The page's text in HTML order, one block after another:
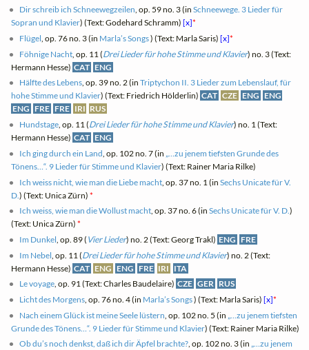
Dir schreib ich Schneewegzeilen, op. 59 no. 3 (inSchneewege. 3 Lieder für
Sopran und Klavier) (Text: Godehard Schramm)[x]*
Flügel, op. 76 no. 3 (in Marla’s Songs) (Text: Marla Saris)[x]*
Föhnige Nacht , op. 11 (Drei Lieder für hohe Stimme und Klavier) no. 3 (Text:
Hermann Hesse) CAT ENG
Hälfte des Lebens, op. 39 no. 2 (inTriptychon II. 3 Lieder zum Lebenslauf, für
hohe Stimme und Klavier) (Text: Friedrich Hölderlin) CAT CZE ENG ENG
ENG FRE FRE IRI RUS
Hundstage, op. 11 (Drei Lieder für hohe Stimme und Klavier) no. 1 (Text:
Hermann Hesse) CAT ENG
Ich ging durch ein Land , op. 102 no. 7 (in „…zu jenem tiefsten Grunde des
Tönens…“. 9 Lieder für Stimme und Klavier) (Text: Rainer Maria Rilke)
Ich weiss nicht, wie man die Liebe macht , op. 37 no. 1 (inSechs Unicate für V.
D.) (Text: Unica Zürn)*
Ich weiss, wie man die Wollust macht, op. 37 no. 6 (inSechs Unicate für V. D.)
(Text: Unica Zürn)*
Im Dunkel , op. 89 ( Vier Lieder) no. 2 (Text: Georg Trakl) ENG FRE
Im Nebel , op. 11 (Drei Lieder für hohe Stimme und Klavier) no. 2 (Text:
Hermann Hesse) CAT ENG ENG FRE IRI ITA
Le voyage, op. 91 (Text: Charles Baudelaire) CZE GER RUS
Licht des Morgens , op. 76 no. 4 (in Marla’s Songs) (Text: Marla Saris)[x]*
Nach einem Glück ist meine Seele lüstern , op. 102 no. 5 (in „…zu jenem tiefsten
Grunde des Tönens…“. 9 Lieder für Stimme und Klavier) (Text: Rainer Maria Rilke)
Ob du’s noch denkst, daß ich dir Äpfel brachte?, op. 102 no. 3 (in „…zu jenem